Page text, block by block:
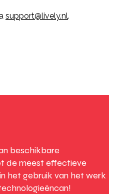
support@lively.nl.
beschikbare
de meest effectieve
het gebruik van het werk